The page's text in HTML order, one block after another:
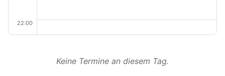
22:00
Keine Termine an diesem Tag.